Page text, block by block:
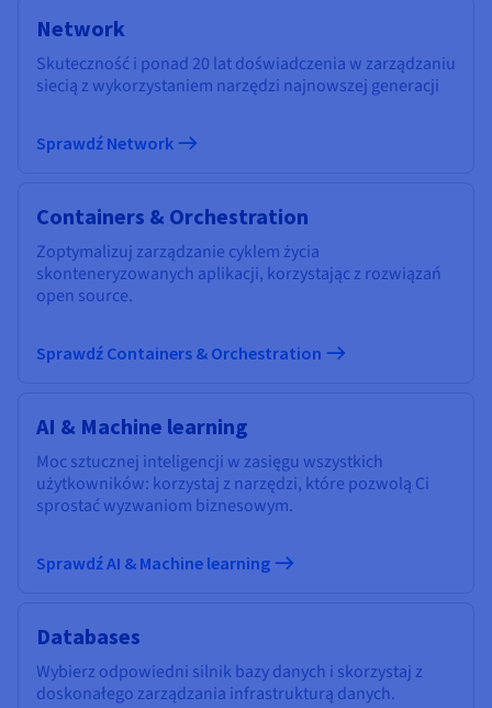
Network
Skuteczność i ponad 20 lat doświadczenia w zarządzaniu
siecią z wykorzystaniem narzędzi najnowszej generacji
Sprawdź Network
Containers & Orchestration
Zoptymalizuj zarządzanie cyklem życia
skonteneryzowanych aplikacji, korzystając z rozwiązań
open source.
Sprawdź Containers & Orchestration
AI & Machine learning
Moc sztucznej inteligencji w zasięgu wszystkich
użytkowników: korzystaj z narzędzi, które pozwolą Ci
sprostać wyzwaniom biznesowym.
Sprawdź AI & Machine learning
Databases
Wybierz odpowiedni silnik bazy danych i skorzystaj z
doskonałego zarządzania infrastrukturą danych.